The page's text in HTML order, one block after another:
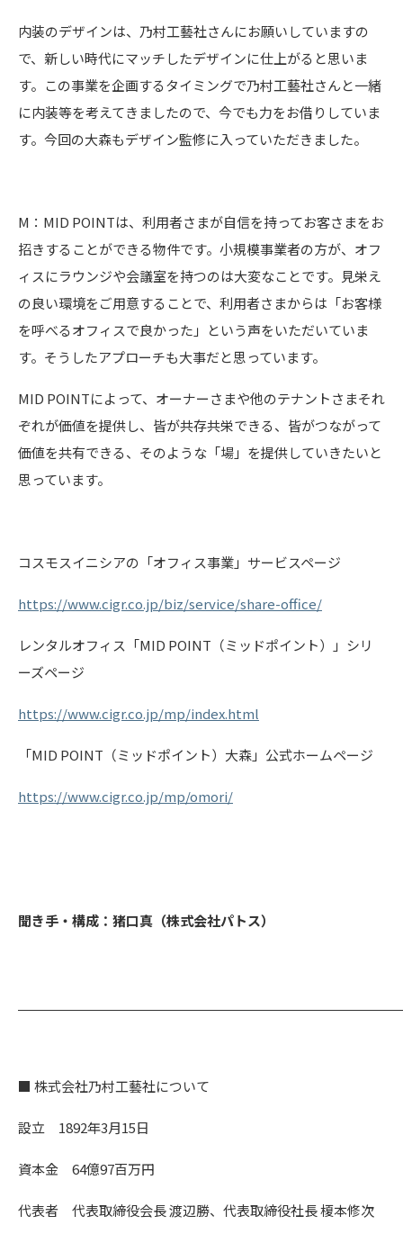
内装のデザインは、乃村工藝社さんにお願いしていますの
で、新しい時代にマッチしたデザインに仕上がると思いま
す。この事業を企画するタイミングで乃村工藝社さんと一緒
に内装等を考えてきましたので、今でも力をお借りしていま
す。今回の大森もデザイン監修に入っていただきました。
M：MID POINTは、利用者さまが自信を持ってお客さまをお
招きすることができる物件です。小規模事業者の方が、オフ
ィスにラウンジや会議室を持つのは大変なことです。見栄え
の良い環境をご用意することで、利用者さまからは「お客様
を呼べるオフィスで良かった」という声をいただいていま
す。そうしたアプローチも大事だと思っています。
MID POINTによって、オーナーさまや他のテナントさまそれ
ぞれが価値を提供し、皆が共存共栄できる、皆がつながって
価値を共有できる、そのような「場」を提供していきたいと
思っています。
コスモスイニシアの「オフィス事業」サービスページ
https://www.cigr.co.jp/biz/service/share-office/
レンタルオフィス「MID POINT（ミッドポイント）」シリ
ーズページ
https://www.cigr.co.jp/mp/index.html
「MID POINT（ミッドポイント）大森」公式ホームページ
https://www.cigr.co.jp/mp/omori/
聞き手・構成：猪口真（株式会社パトス）
■ 株式会社乃村工藝社について
設立 1892年3月15日
資本金 64億97百万円
代表者 代表取締役会長 渡辺勝、代表取締役社長 榎本修次